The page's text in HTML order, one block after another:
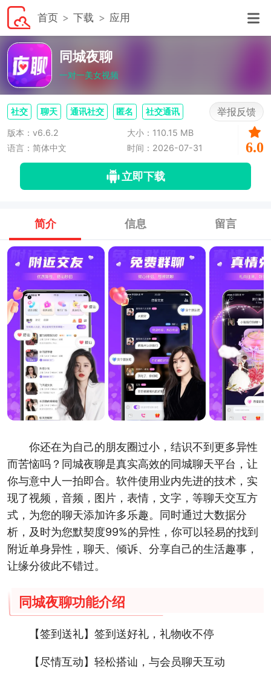
首页 下载 应用
同城夜聊
一对一美女视频
社交 聊天 通讯社交 匿名 社交通讯 举报反馈
版本：v6.6.2
大小：110.15 MB
语言：简体中文
时间：2026-07-31 6.0
立即下载
简介 信息 留言
你还在为自己的朋友圈过小，结识不到更多异性
而苦恼吗？同城夜聊是真实高效的同城聊天平台，让
你与意中人一拍即合。软件使用业内先进的技术，实
现了视频，音频，图片，表情，文字，等聊天交互方
式，为您的聊天添加许多乐趣。同时通过大数据分
析，及时为您默契度99%的异性，你可以轻易的找到
附近单身异性，聊天、倾诉、分享自己的生活趣事，
让缘分彼此不错过。
同城夜聊功能介绍
【签到送礼】签到送好礼，礼物收不停
【尽情互动】轻松搭讪，与会员聊天互动